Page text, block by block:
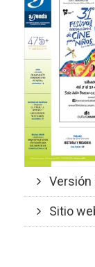
Versión
Sitio